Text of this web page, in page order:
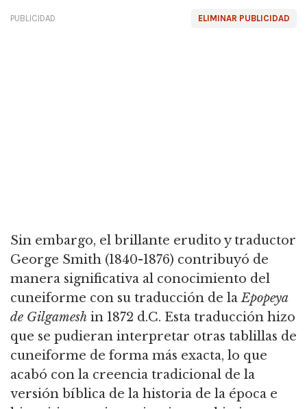
ELIMINAR PUBLICIDAD
PUBLICIDAD
Sin embargo, el brillante erudito y traductor
George Smith (1840-1876) contribuyó de
manera significativa al conocimiento del
cuneiforme con su traducción de laEpopeya
de Gilgamesh in 1872 d.C. Esta traducción hizo
que se pudieran interpretar otras tablillas de
cuneiforme de forma más exacta, lo que
acabó con la creencia tradicional de la
versión bíblica de la historia de la época e